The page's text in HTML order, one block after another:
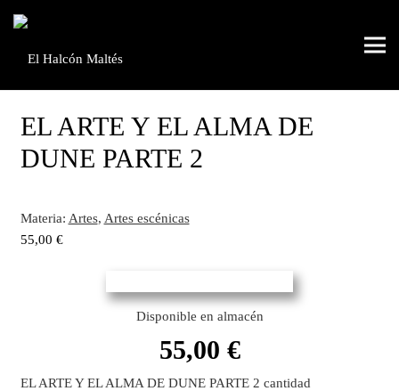
EL ARTE Y EL ALMA DE
DUNE PARTE 2
Materia: Artes, Artes escénicas
55,00 €
Disponible en almacén
55,00 €
EL ARTE Y EL ALMA DE DUNE PARTE 2 cantidad